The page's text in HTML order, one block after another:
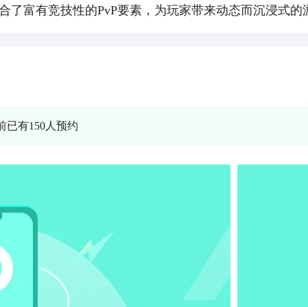
了富有竞技性的PvP要素，为玩家带来动态而沉浸式的
已有150人预约